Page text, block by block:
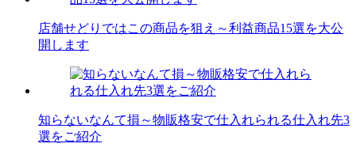
店舗せどりではこの商品を狙え～利益商品15選を大公
開します
知らないなんて損～物販格安で仕入れられる仕入れ先3
選をご紹介